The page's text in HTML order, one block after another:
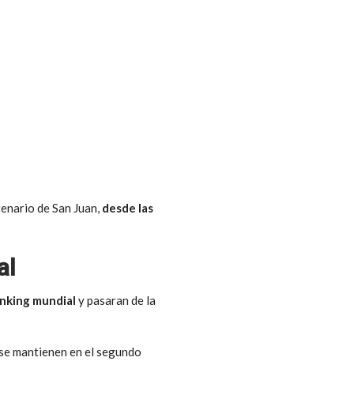
de San Juan, desde las
mundial y pasaran de la
mantienen en el segundo